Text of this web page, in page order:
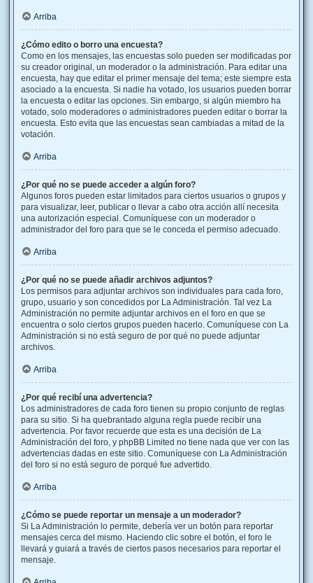
Arriba
¿Cómo edito o borro una encuesta?
Como en los mensajes, las encuestas solo pueden ser modificadas por
su creador original, un moderador o la administración. Para editar una
encuesta, hay que editar el primer mensaje del tema; este siempre esta
asociado a la encuesta. Si nadie ha votado, los usuarios pueden borrar
la encuesta o editar las opciones. Sin embargo, si algún miembro ha
votado, solo moderadores o administradores pueden editar o borrar la
encuesta. Esto evita que las encuestas sean cambiadas a mitad de la
votación.
Arriba
¿Por qué no se puede acceder a algún foro?
Algunos foros pueden estar limitados para ciertos usuarios o grupos y
para visualizar, leer, publicar o llevar a cabo otra acción allí necesita
una autorización especial. Comuníquese con un moderador o
administrador del foro para que se le conceda el permiso adecuado.
Arriba
¿Por qué no se puede añadir archivos adjuntos?
Los permisos para adjuntar archivos son individuales para cada foro,
grupo, usuario y son concedidos por La Administración. Tal vez La
Administración no permite adjuntar archivos en el foro en que se
encuentra o solo ciertos grupos pueden hacerlo. Comuníquese con La
Administración si no está seguro de por qué no puede adjuntar
archivos.
Arriba
¿Por qué recibí una advertencia?
Los administradores de cada foro tienen su propio conjunto de reglas
para su sitio. Si ha quebrantado alguna regla puede recibir una
advertencia. Por favor recuerde que esta es una decisión de La
Administración del foro, y phpBB Limited no tiene nada que ver con las
advertencias dadas en este sitio. Comuníquese con La Administración
del foro si no está seguro de porqué fue advertido.
Arriba
¿Cómo se puede reportar un mensaje a un moderador?
Si La Administración lo permite, debería ver un botón para reportar
mensajes cerca del mismo. Haciendo clic sobre el botón, el foro le
llevará y guiará a través de ciertos pasos necesarios para reportar el
mensaje.